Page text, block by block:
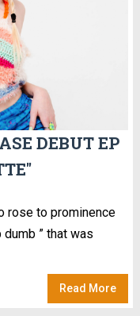
DEBUT EP
rose to prominence
” that was
Read More